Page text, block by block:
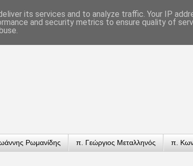
Ρωμανίδης π. Γεώργιος Μεταλληνός π.
its services and to analyze traffic. Your IP
and security metrics to ensure quality of